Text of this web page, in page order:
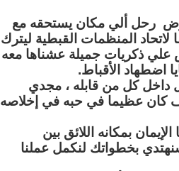
رحل ألي مكان يستحقه مع
المنظمات القبطية ليترك
علي ذكريات جميلة عشناها معه
اضطهاد الأقباط.
داخل كل من قابله ، مجدي
عظيما في حبه في إخلاصه
بمكانه اللائق بين
بخطواتك لنكمل عملنا